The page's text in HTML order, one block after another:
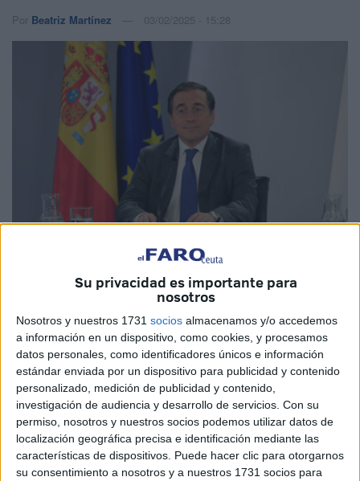
Su privacidad es importante para
nosotros
Nosotros y nuestros 1731 socios almacenamos y/o accedemos
a información en un dispositivo, como cookies, y procesamos
datos personales, como identificadores únicos e información
estándar enviada por un dispositivo para publicidad y contenido
personalizado, medición de publicidad y contenido,
investigación de audiencia y desarrollo de servicios. Con su
permiso, nosotros y nuestros socios podemos utilizar datos de
localización geográfica precisa e identificación mediante las
características de dispositivos. Puede hacer clic para otorgarnos
su consentimiento a nosotros y a nuestros 1731 socios para
Por Beatriz Martínez 03/02/2025 - 15:28
El ministro de Asuntos Exteriores, Unión Europea y
Cooperación, José Manuel Albares, ha reclamado este
lunes alPPque deje de lado la "demagogia" en lo relativo
a la apertura de lasaduanasde Ceuta yMelilla
conMarruecosy que deje trabajar al Gobierno.
Albares ha defendido que existe "un acuerdo a nivel
político que está totalmente garantizado entre los dos